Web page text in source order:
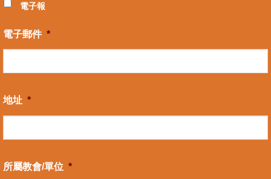
電子報
電子郵件 *
地址 *
所屬教會/單位 *